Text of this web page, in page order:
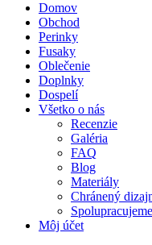
Domov
Obchod
Perinky
Fusaky
Oblečenie
Doplnky
Dospelí
Všetko o nás
Recenzie
Galéria
FAQ
Blog
Materiály
Chránený
Spolupracujeme
Môj účet